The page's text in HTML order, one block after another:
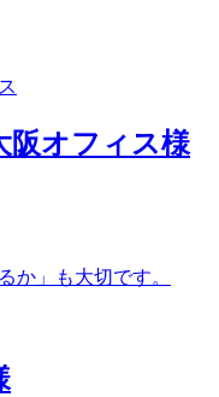
オフィス様
か」も大切です。